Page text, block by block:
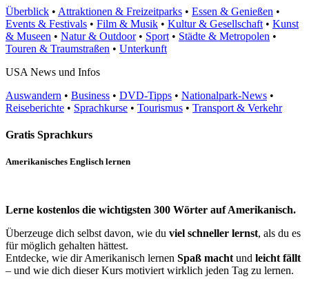
Überblick • Attraktionen & Freizeitparks • Essen & Genießen •
Events & Festivals • Film & Musik • Kultur & Gesellschaft • Kunst
& Museen • Natur & Outdoor• Sport • Städte & Metropolen •
Touren & Traumstraßen • Unterkunft
USA News und Infos
Auswandern • Business • DVD-Tipps • Nationalpark-News •
Reiseberichte • Sprachkurse • Tourismus • Transport & Verkehr
Gratis Sprachkurs
Amerikanisches Englisch lernen
Lerne kostenlos die wichtigsten 300 Wörter auf Amerikanisch.
Überzeuge dich selbst davon, wie du viel schneller lernst, als du es
für möglich gehalten hättest.
Entdecke, wie dir Amerikanisch lernen Spaß macht und leicht fällt
– und wie dich dieser Kurs motiviert wirklich jeden Tag zu lernen.